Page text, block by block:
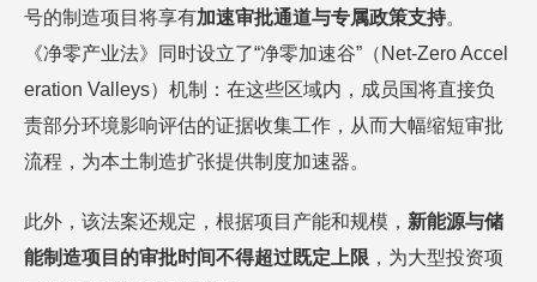
号的制造项目将享有加速审批通道与专属政策支持。
《净零产业法》同时设立了“净零加速谷”（Net-Zero Accel
eration Valleys）机制：在这些区域内，成员国将直接负
责部分环境影响评估的证据收集工作，从而大幅缩短审批
流程，为本土制造扩张提供制度加速器。
此外，该法案还规定，根据项目产能和规模， 新能源与储
能制造项目的审批时间不得超过既定上限 ，为大型投资项